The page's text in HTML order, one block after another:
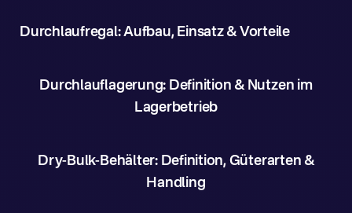
Durchlaufregal: Aufbau, Einsatz & Vorteile
Durchlauflagerung: Definition & Nutzen im
Lagerbetrieb
Dry-Bulk-Behälter: Definition, Güterarten &
Handling